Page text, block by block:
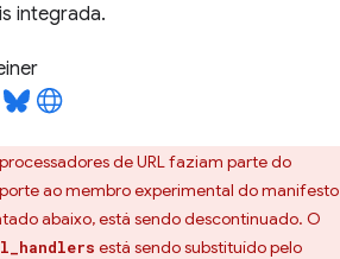
integrada.
de URL faziam parte do
ao membro experimental do manifesto
abaixo, está sendo descontinuado. O
está sendo substituído pelo